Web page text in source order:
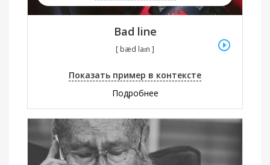
Bad line
[ bæd laɪn ]
Показать пример в контексте
Подробнее